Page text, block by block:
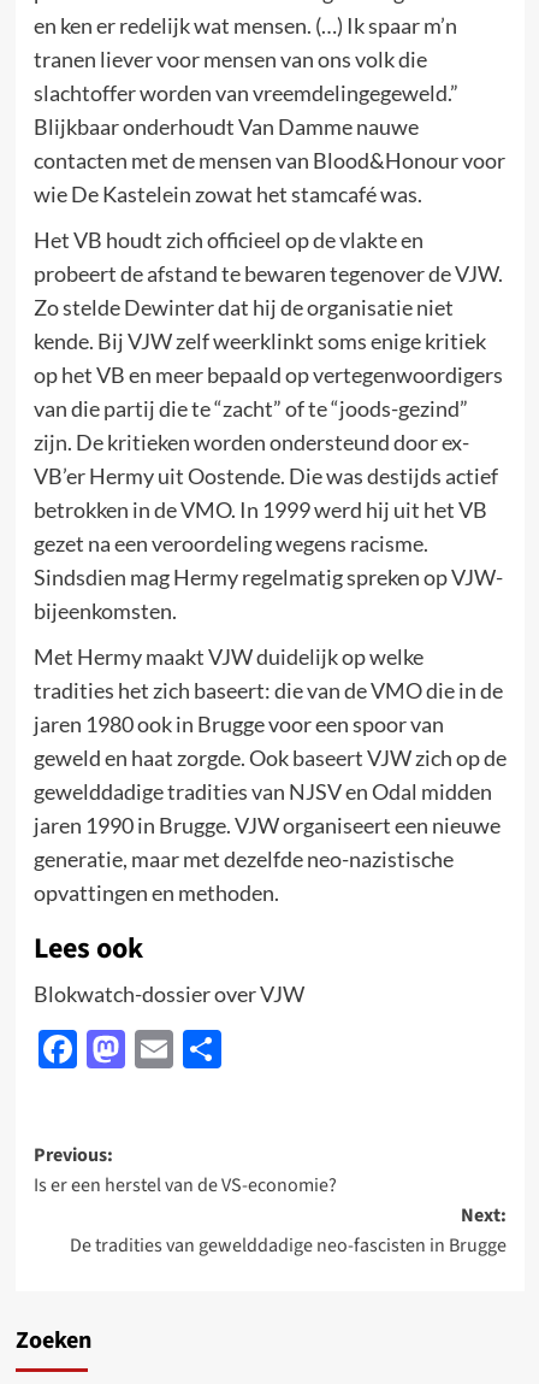
en ken er redelijk wat mensen. (…) Ik spaar m’n
tranen liever voor mensen van ons volk die
slachtoffer worden van vreemdelingegeweld.”
Blijkbaar onderhoudt Van Damme nauwe
contacten met de mensen van Blood&Honour voor
wie De Kastelein zowat het stamcafé was.
Het VB houdt zich officieel op de vlakte en
probeert de afstand te bewaren tegenover de VJW.
Zo stelde Dewinter dat hij de organisatie niet
kende. Bij VJW zelf weerklinkt soms enige kritiek
op het VB en meer bepaald op vertegenwoordigers
van die partij die te “zacht” of te “joods-gezind”
zijn. De kritieken worden ondersteund door ex-
VB’er Hermy uit Oostende. Die was destijds actief
betrokken in de VMO. In 1999 werd hij uit het VB
gezet na een veroordeling wegens racisme.
Sindsdien mag Hermy regelmatig spreken op VJW-
bijeenkomsten.
Met Hermy maakt VJW duidelijk op welke
tradities het zich baseert: die van de VMO die in de
jaren 1980 ook in Brugge voor een spoor van
geweld en haat zorgde. Ook baseert VJW zich op de
gewelddadige tradities van NJSV en Odal midden
jaren 1990 in Brugge. VJW organiseert een nieuwe
generatie, maar met dezelfde neo-nazistische
opvattingen en methoden.
Lees ook
Blokwatch-dossier over VJW
Facebook
Mastodon
EmailDelen
Post
navigation
Previous:
Is er een herstel van de VS-economie?
Next:
De tradities van gewelddadige neo-fascisten in Brugge
Zoeken